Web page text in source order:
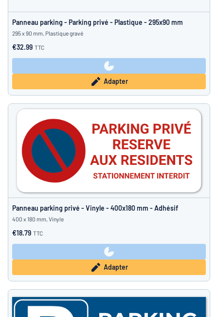
Panneau parking - Parking privé - Plastique - 295x90 mm
295 x 90 mm, Plastique gravé
€32.99 TTC
Adapter
Panneau parking privé - Vinyle - 400x180 mm - Adhésif
400 x 180 mm, Vinyle
€18.79 TTC
Adapter